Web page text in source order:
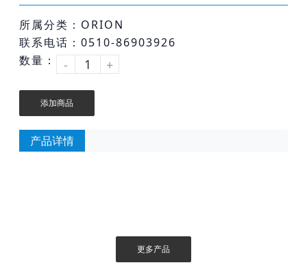
所属分类：ORION
联系电话：0510-86903926
数量：
- +
添加商品
产品详情
更多产品